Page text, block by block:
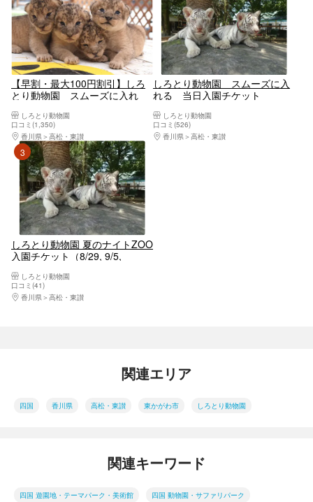
【早割・最大100円割引】しろ
とり動物園 スムーズに入れ
しろとり動物園
口コミ(1,350)
香川県
高松・東讃
しろとり動物園 スムーズに入
れる 当日入園チケット
しろとり動物園
口コミ(526)
香川県
高松・東讃
3位
しろとり動物園 夏のナイトZOO
入園チケット（8/29, 9/5,
しろとり動物園
口コミ(41)
香川県
高松・東讃
関連エリア
四国 香川県 高松・東讃 東かがわ市 しろとり動物園
関連キーワード
四国 遊園地・テーマパーク・美術館 四国 動物園・サファリパーク